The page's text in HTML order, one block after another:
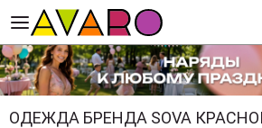
ОДЕЖДА БРЕНДА SOVA